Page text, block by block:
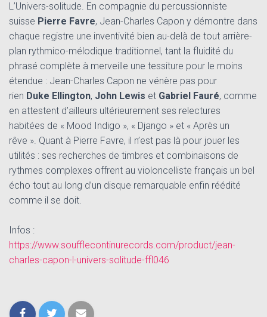
L’Univers-solitude. En compagnie du percussionniste
suisse Pierre Favre, Jean-Charles Capon y démontre dans
chaque registre une inventivité bien au-delà de tout arrière-
plan rythmico-mélodique traditionnel, tant la fluidité du
phrasé complète à merveille une tessiture pour le moins
étendue : Jean-Charles Capon ne vénère pas pour
rien Duke Ellington, John Lewis et Gabriel Fauré, comme
en attestent d’ailleurs ultérieurement ses relectures
habitées de « Mood Indigo », « Django » et « Après un
rêve ». Quant à Pierre Favre, il n’est pas là pour jouer les
utilités : ses recherches de timbres et combinaisons de
rythmes complexes offrent au violoncelliste français un bel
écho tout au long d’un disque remarquable enfin réédité
comme il se doit.
Infos :
https://www.soufflecontinurecords.com/product/jean-
charles-capon-l-univers-solitude-ffl046